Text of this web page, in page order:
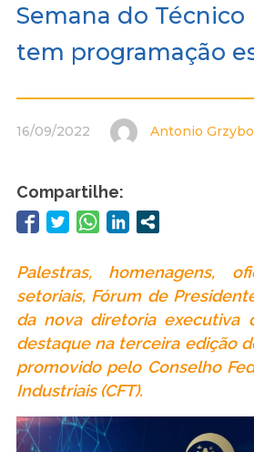
Semana do
tem programação
16/09/2022 Antonio
Compartilhe:
Palestras, homenagens,
setoriais, Fórum de
da nova diretoria executiva
destaque na terceira edição
promovido pelo Conselho
Industriais (CFT).